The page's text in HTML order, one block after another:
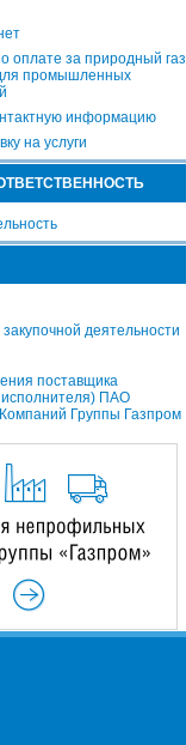
оплате за природный газ
промышленных
информацию
на услуги
деятельности
поставщика
исполнителя) ПАО
Группы Газпром